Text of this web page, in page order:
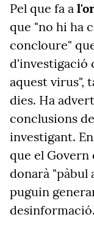
Pel que fa a
que "no hi ha
concloure"
d'investigació
aquest virus",
dies. Ha
conclusions
investigant.
que el
donarà "pàbul
puguin
desinformació.